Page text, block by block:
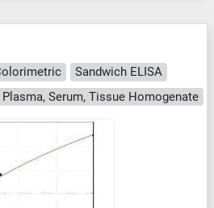
Sandwich ELISA
Plasma, Serum, Tissue Homogenate